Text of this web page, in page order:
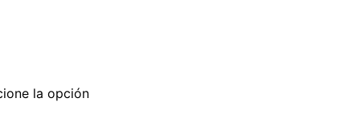
la opción